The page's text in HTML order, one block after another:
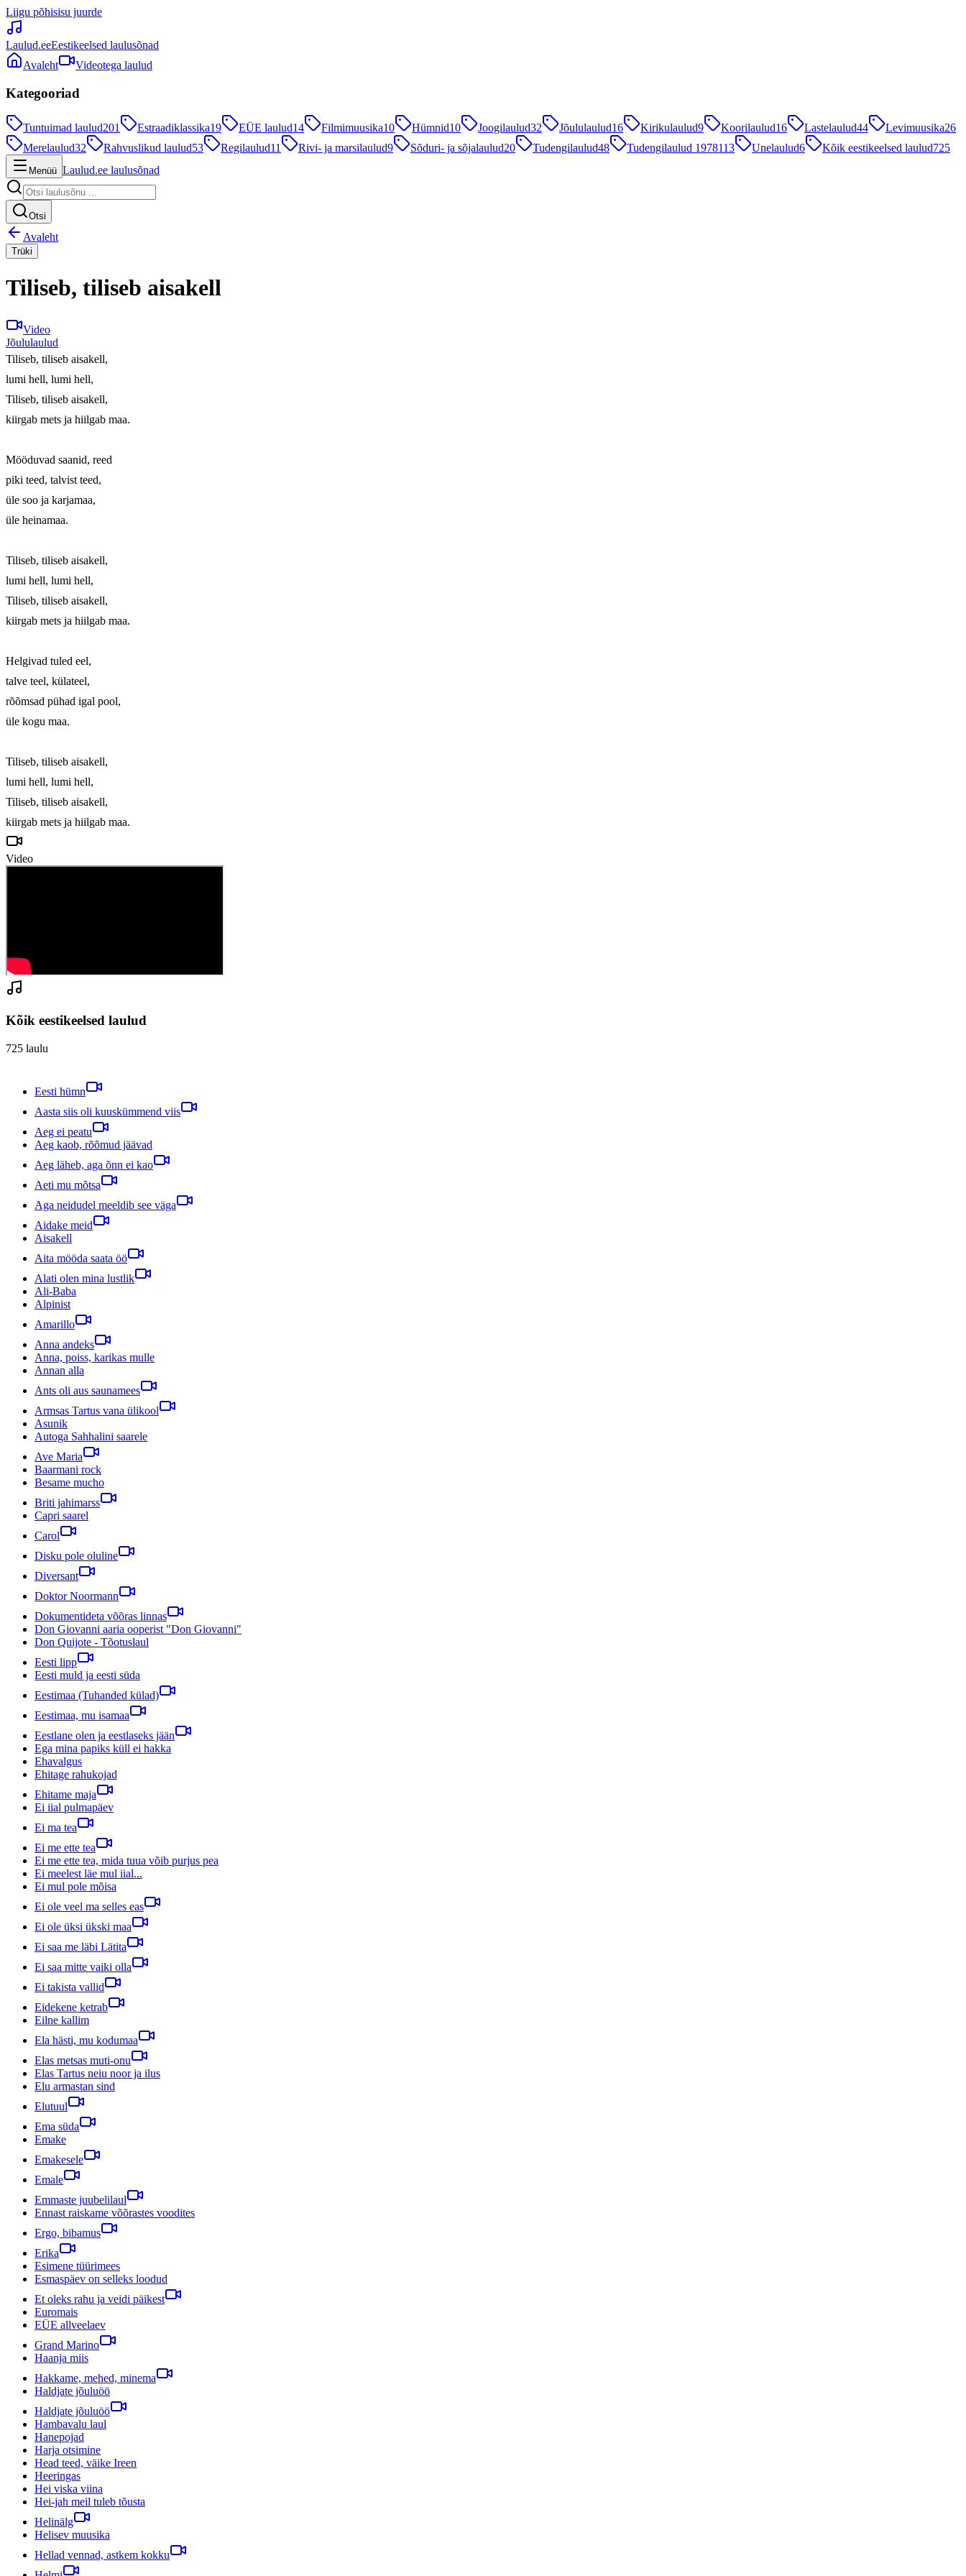
Liigu põhisisu juurde
Laulud.eeEestikeelsed laulusõnad
Avaleht
Videotega laulud
Kategooriad
Tuntuimad laulud201 Estraadiklassika19 EÜE laulud14 Filmimuusika10 Hümnid10 Joogilaulud32 Jõululaulud16 Kirikulaulud9 Koorilaulud16 Lastelaulud44 Levimuusika26
Merelaulud32 Rahvuslikud laulud53 Regilaulud11 Rivi- ja marsilaulud9 Sõduri- ja sõjalaulud20 Tudengilaulud48 Tudengilaulud 1978113 Unelaulud6 Kõik eestikeelsed laulud725
Menüü Laulud.ee laulusõnad
Otsi
Avaleht
Trüki
Tiliseb, tiliseb aisakell
Video
Jõululaulud
Tiliseb, tiliseb aisakell,
lumi hell, lumi hell,
Tiliseb, tiliseb aisakell,
kiirgab mets ja hiilgab maa.
Mööduvad saanid, reed
piki teed, talvist teed,
üle soo ja karjamaa,
üle heinamaa.
Tiliseb, tiliseb aisakell,
lumi hell, lumi hell,
Tiliseb, tiliseb aisakell,
kiirgab mets ja hiilgab maa.
Helgivad tuled eel,
talve teel, külateel,
rõõmsad pühad igal pool,
üle kogu maa.
Tiliseb, tiliseb aisakell,
lumi hell, lumi hell,
Tiliseb, tiliseb aisakell,
kiirgab mets ja hiilgab maa.
Video
Kõik eestikeelsed laulud
725 laulu
Eesti hümn
Aasta siis oli kuuskümmend viis
Aeg ei peatu
Aeg kaob, rõõmud jäävad
Aeg läheb, aga õnn ei kao
Aeti mu mõtsa
Aga neidudel meeldib see väga
Aidake meid
Aisakell
Aita mööda saata öö
Alati olen mina lustlik
Ali-Baba
Alpinist
Amarillo
Anna andeks
Anna, poiss, karikas mulle
Annan alla
Ants oli aus saunamees
Armsas Tartus vana ülikool
Asunik
Autoga Sahhalini saarele
Ave Maria
Baarmani rock
Besame mucho
Briti jahimarss
Capri saarel
Carol
Disku pole oluline
Diversant
Doktor Noormann
Dokumentideta võõras linnas
Don Giovanni aaria ooperist "Don Giovanni"
Don Quijote - Tõotuslaul
Eesti lipp
Eesti muld ja eesti süda
Eestimaa (Tuhanded külad)
Eestimaa, mu isamaa
Eestlane olen ja eestlaseks jään
Ega mina papiks küll ei hakka
Ehavalgus
Ehitage rahukojad
Ehitame maja
Ei iial pulmapäev
Ei ma tea
Ei me ette tea
Ei me ette tea, mida tuua võib purjus pea
Ei meelest läe mul iial...
Ei mul pole mõisa
Ei ole veel ma selles eas
Ei ole üksi ükski maa
Ei saa me läbi Lätita
Ei saa mitte vaiki olla
Ei takista vallid
Eidekene ketrab
Eilne kallim
Ela hästi, mu kodumaa
Elas metsas muti-onu
Elas Tartus neiu noor ja ilus
Elu armastan sind
Elutuul
Ema süda
Emake
Emakesele
Emale
Emmaste juubelilaul
Ennast raiskame võõrastes voodites
Ergo, bibamus
Erika
Esimene tüürimees
Esmaspäev on selleks loodud
Et oleks rahu ja veidi päikest
Euromais
EÜE allveelaev
Grand Marino
Haanja miis
Hakkame, mehed, minema
Haldjate jõuluöö
Haldjate jõuluöö
Hambavalu laul
Hanepojad
Harja otsimine
Head teed, väike Ireen
Heeringas
Hei viska viina
Hei-jah meil tuleb tõusta
Helinälg
Helisev muusika
Hellad vennad, astkem kokku